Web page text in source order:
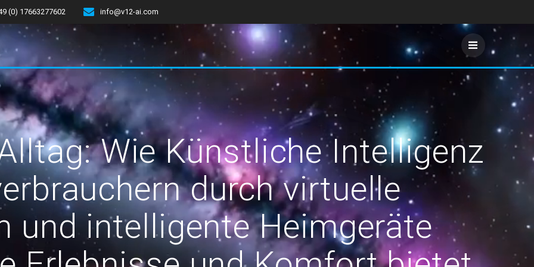
(0) 17663277602 info@v12-ai.com
Wie Künstliche Intelligenz
durch virtuelle
und intelligente Heimgeräte